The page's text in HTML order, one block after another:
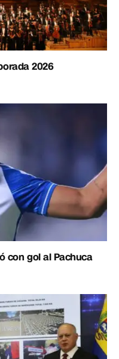
2026
con gol al Pachuca